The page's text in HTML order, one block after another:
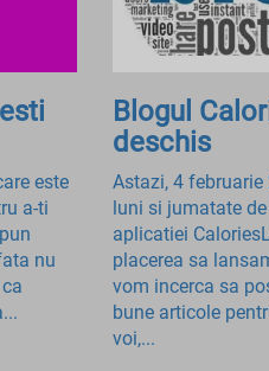
este
a-ti
nu
Blogul
deschis
Astazi, 4 februarie
luni si jumatate
aplicatiei
placerea sa
vom incerca sa
bune articole
voi,...